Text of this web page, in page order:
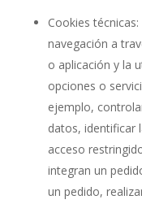
Cookies
navegación a
o aplicación y la
opciones o
ejemplo,
datos, identificar
acceso
integran un
un pedido,